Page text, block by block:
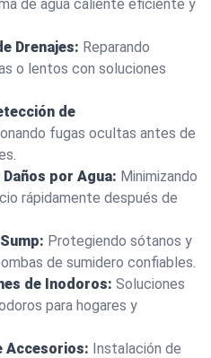
de agua caliente eficiente y
Drenajes: Reparando
o lentos con soluciones
de
fugas ocultas antes de
por Agua: Minimizando
rápidamente después de
Protegiendo sótanos y
de sumidero confiables.
de Inodoros: Soluciones
para hogares y
Accesorios: Instalación de